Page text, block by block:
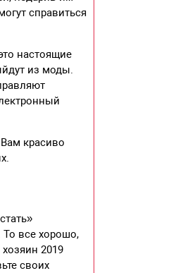
справиться
настоящие
из моды.
красиво
То все хорошо,
2019
своих